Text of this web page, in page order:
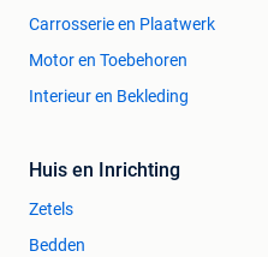
Carrosserie en Plaatwerk
Motor en Toebehoren
Interieur en Bekleding
Huis en Inrichting
Zetels
Bedden